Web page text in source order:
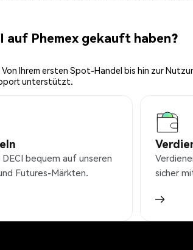
auf Phemex gekauft haben?
Von Ihrem ersten Spot-Handel bis hin zur
unterstützt.
DECI bequem auf unseren
Futures-Märkten.
sicher